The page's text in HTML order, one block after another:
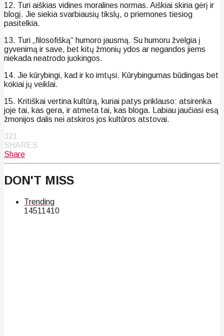
12. Turi aiškias vidines moralines normas. Aiškiai skiria gėrį ir
blogį. Jie siekia svarbiausių tikslų, o priemones tiesiog
pasitelkia.
13. Turi „filosofišką“ humoro jausmą. Su humoru žvelgia į
gyvenimą ir save, bet kitų žmonių ydos ar negandos jiems
niekada neatrodo juokingos.
14. Jie kūrybingi, kad ir ko imtųsi. Kūrybingumas būdingas bet
kokiai jų veiklai.
15. Kritiškai vertina kultūrą, kuriai patys priklauso: atsirenka
joje tai, kas gera, ir atmeta tai, kas bloga. Labiau jaučiasi esą
žmonijos dalis nei atskiros jos kultūros atstovai.
321
SHARES
Share
DON'T MISS
Trending
14511410